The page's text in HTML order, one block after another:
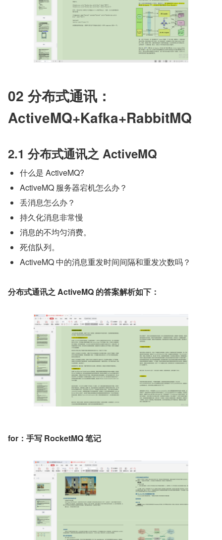
02 分布式通讯：
ActiveMQ+Kafka+RabbitMQ
2.1 分布式通讯之 ActiveMQ
什么是 ActiveMQ?
ActiveMQ 服务器宕机怎么办？
丢消息怎么办？
持久化消息非常慢
消息的不均匀消费。
死信队列。
ActiveMQ 中的消息重发时间间隔和重发次数吗？
分布式通讯之 ActiveMQ 的答案解析如下：
for：手写 RocketMQ 笔记